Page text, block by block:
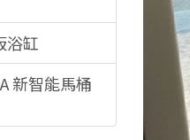
浴缸
新智能馬桶